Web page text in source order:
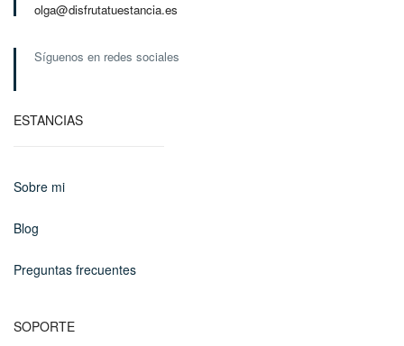
olga@disfrutatuestancia.es
Síguenos en redes sociales
ESTANCIAS
Sobre mi
Blog
Preguntas frecuentes
SOPORTE